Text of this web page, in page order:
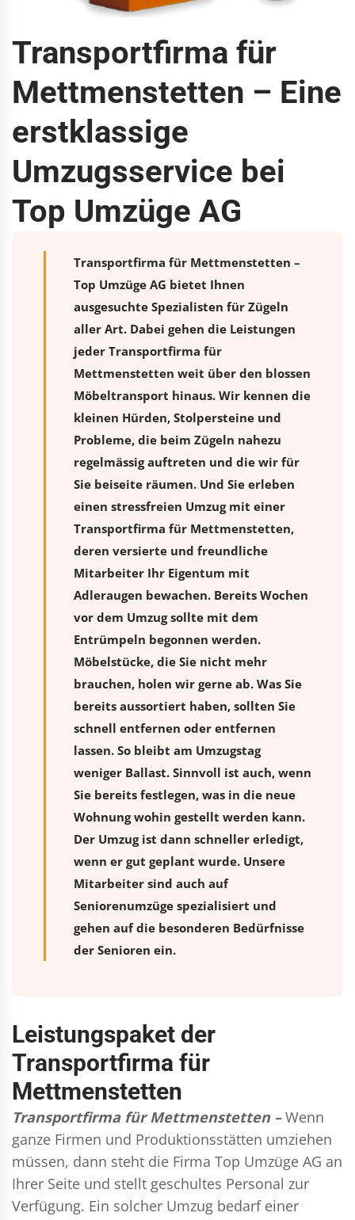
Transportfirma für
Mettmenstetten – Eine
erstklassige
Umzugsservice bei
Top Umzüge AG
Transportfirma für Mettmenstetten –
Top Umzüge AG bietet Ihnen
ausgesuchte Spezialisten für Zügeln
aller Art. Dabei gehen die Leistungen
jeder Transportfirma für
Mettmenstetten weit über den blossen
Möbeltransport hinaus. Wir kennen die
kleinen Hürden, Stolpersteine und
Probleme, die beim Zügeln nahezu
regelmässig auftreten und die wir für
Sie beiseite räumen. Und Sie erleben
einen stressfreien Umzugmit einer
Transportfirma für Mettmenstetten,
deren versierte und freundliche
Mitarbeiter Ihr Eigentum mit
Adleraugen bewachen. Bereits Wochen
vor dem Umzug sollte mit dem
Entrümpeln begonnen werden.
Möbelstücke, die Sie nicht mehr
brauchen, holen wir gerne ab. Was Sie
bereits aussortiert haben, sollten Sie
schnell entfernen oder entfernen
lassen. So bleibt am Umzugstag
weniger Ballast. Sinnvoll ist auch, wenn
Sie bereits festlegen, was in die neue
Wohnung wohin gestellt werden kann.
Der Umzug ist dann schneller erledigt,
wenn er gut geplant wurde. Unsere
Mitarbeiter sind auch auf
Seniorenumzüge spezialisiert und
gehen auf die besonderen Bedürfnisse
der Senioren ein.
Leistungspaket der
Transportfirma für
Mettmenstetten
Transportfirma für Mettmenstetten – Wenn
ganze Firmen und Produktionsstätten umziehen
müssen, dann steht die Firma Top Umzüge AG an
Ihrer Seite und stellt geschultes Personal zur
Verfügung. Ein solcher Umzug bedarf einer